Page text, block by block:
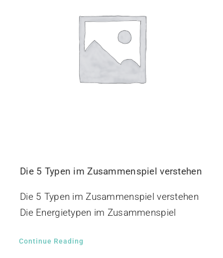
Die 5 Typen im Zusammenspiel verstehen
Die 5 Typen im Zusammenspiel verstehen
Die Energietypen im Zusammenspiel
Continue Reading